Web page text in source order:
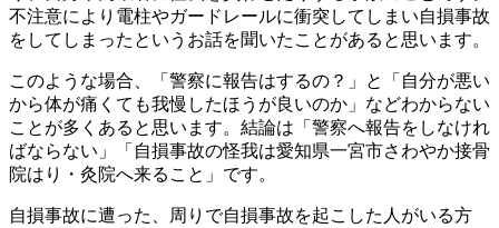
不注意により電柱やガードレールに衝突してしまい自損事故
をしてしまったというお話を聞いたことがあると思います。
このような場合、「警察に報告はするの？」と「自分が悪い
から体が痛くても我慢したほうが良いのか」などわからない
ことが多くあると思います。結論は「警察へ報告をしなけれ
ばならない」「自損事故の怪我は愛知県一宮市さわやか接骨
院はり・灸院へ来ること」です。
自損事故に遭った、周りで自損事故を起こした人がいる方